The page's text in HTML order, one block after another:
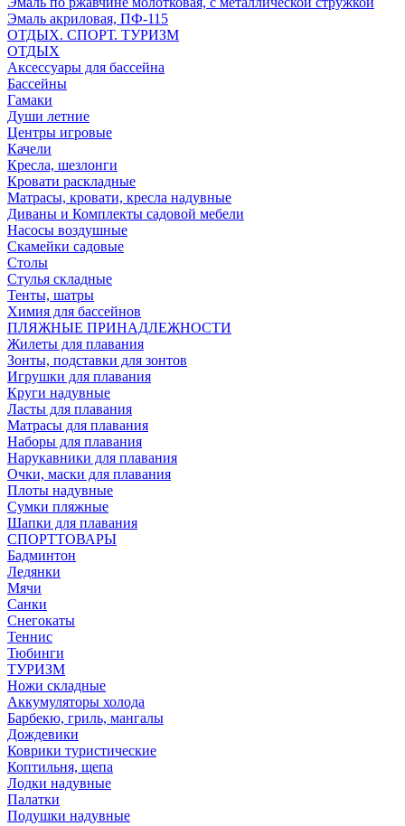
Эмаль акриловая, ПФ-115
ОТДЫХ. СПОРТ. ТУРИЗМ
ОТДЫХ
Аксессуары для бассейна
Бассейны
Гамаки
Души летние
Центры игровые
Качели
Кресла, шезлонги
Кровати раскладные
Матрасы, кровати, кресла надувные
Диваны и Комплекты садовой мебели
Насосы воздушные
Скамейки садовые
Столы
Стулья складные
Тенты, шатры
Химия для бассейнов
ПЛЯЖНЫЕ ПРИНАДЛЕЖНОСТИ
Жилеты для плавания
Зонты, подставки для зонтов
Игрушки для плавания
Круги надувные
Ласты для плавания
Матрасы для плавания
Наборы для плавания
Нарукавники для плавания
Очки, маски для плавания
Плоты надувные
Сумки пляжные
Шапки для плавания
СПОРТТОВАРЫ
Бадминтон
Ледянки
Мячи
Санки
Снегокаты
Теннис
Тюбинги
ТУРИЗМ
Ножи складные
Аккумуляторы холода
Барбекю, гриль, мангалы
Дождевики
Коврики туристические
Коптильня, щепа
Лодки надувные
Палатки
Подушки надувные